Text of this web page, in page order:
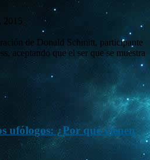
2015
de Donald Schmitt, participante
aceptando que el ser que se muestra
ufólogos: ¿Por qué vienen